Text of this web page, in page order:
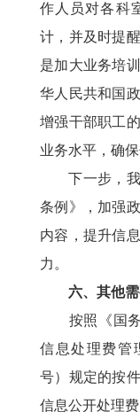
作人员对各科
计，并及时提
是加大业务培
华人民共和国
增强干部职工
业务水平，确
下一步，
条例》，加强
内容，提升信
力。
六、其他
按照《国
信息处理费管
号）规定的按
信息公开